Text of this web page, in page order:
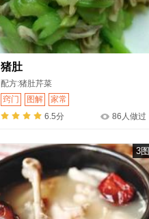
猪肚
配方:猪肚芹菜
窍门
图解
家常
6.5分
86人做过
3图